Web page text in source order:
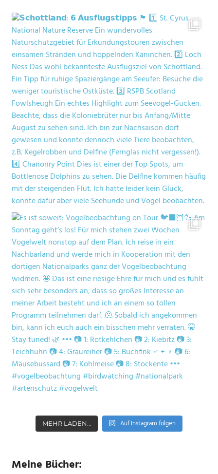
MEHR LADEN… Auf Instagram folgen
Meine Bücher: